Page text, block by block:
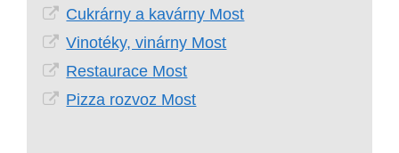
Cukrárny a kavárny Most
Vinotéky, vinárny Most
Restaurace Most
Pizza rozvoz Most